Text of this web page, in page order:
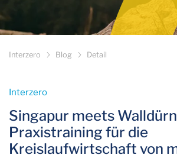
Interzero Blog Detail
Interzero­
Singapur meets
Praxistraining für die
Kreislaufwirtschaft von